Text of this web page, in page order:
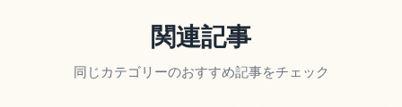
関連記事
同じカテゴリーのおすすめ記事をチェック